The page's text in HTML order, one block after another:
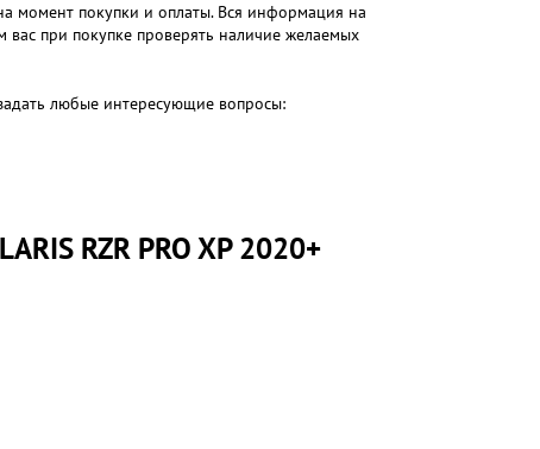
момент покупки и оплаты. Вся информация на
вас при покупке проверять наличие желаемых
любые интересующие вопросы:
RZR PRO XP 2020+